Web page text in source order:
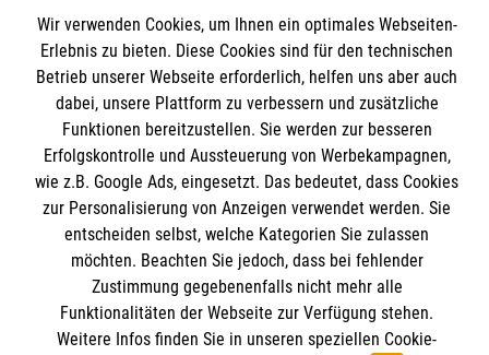
Angebote und Leistungen
Unsere Kurse
Mitarbeiten
Wir Malteser
Informationen
Kontakt
Pressestelle
Impressum
Datenschutz
Malteser online
Malteserorden
Malteser Jugend
Malteser International
Sharepoint
Spendenkonto
Wir verwenden Cookies, um Ihnen ein optimales Webseiten-
Erlebnis zu bieten. Diese Cookies sind für den technischen
Betrieb unserer Webseite erforderlich, helfen uns aber auch
dabei, unsere Plattform zu verbessern und zusätzliche
Funktionen bereitzustellen. Sie werden zur besseren
Erfolgskontrolle und Aussteuerung von Werbekampagnen,
wie z.B. Google Ads, eingesetzt. Das bedeutet, dass Cookies
zur Personalisierung von Anzeigen verwendet werden. Sie
entscheiden selbst, welche Kategorien Sie zulassen
möchten. Beachten Sie jedoch, dass bei fehlender
Zustimmung gegebenenfalls nicht mehr alle
Funktionalitäten der Webseite zur Verfügung stehen.
Weitere Infos finden Sie in unseren speziellen Cookie-